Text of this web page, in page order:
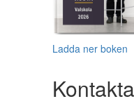
Ladda ner boken